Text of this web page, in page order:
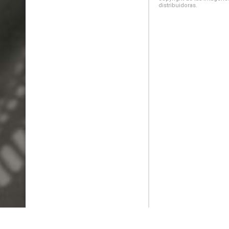
distribuidoras.